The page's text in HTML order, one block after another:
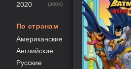
2020 (3004)
По странам
Американские
Английские
Русские